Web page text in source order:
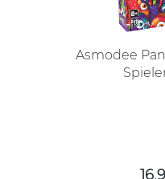
Asmodee